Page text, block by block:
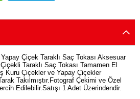
Çiçek Taraklı Saç Tokası Aksesuar
Taraklı Saç Tokası Tamamen El
Kuru Çiçekler ve Yapay Çiçekler
Takılmıştır.Fotograf Çekimi ve Özel
Edilebilir.Satışı 1 Adet Üzerindendir.